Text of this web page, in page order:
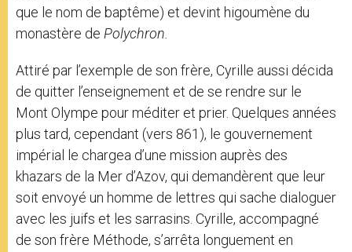
que le nom de baptême) et devint higoumène du
monastère de Polychron.
Attiré par l’exemple de son frère, Cyrille aussi décida
de quitter l’enseignement et de se rendre sur le
Mont Olympe pour méditer et prier. Quelques années
plus tard, cependant (vers 861), le gouvernement
impérial le chargea d’une mission auprès des
khazars de la Mer d’Azov, qui demandèrent que leur
soit envoyé un homme de lettres qui sache dialoguer
avec les juifs et les sarrasins. Cyrille, accompagné
de son frère Méthode, s’arrêta longuement en